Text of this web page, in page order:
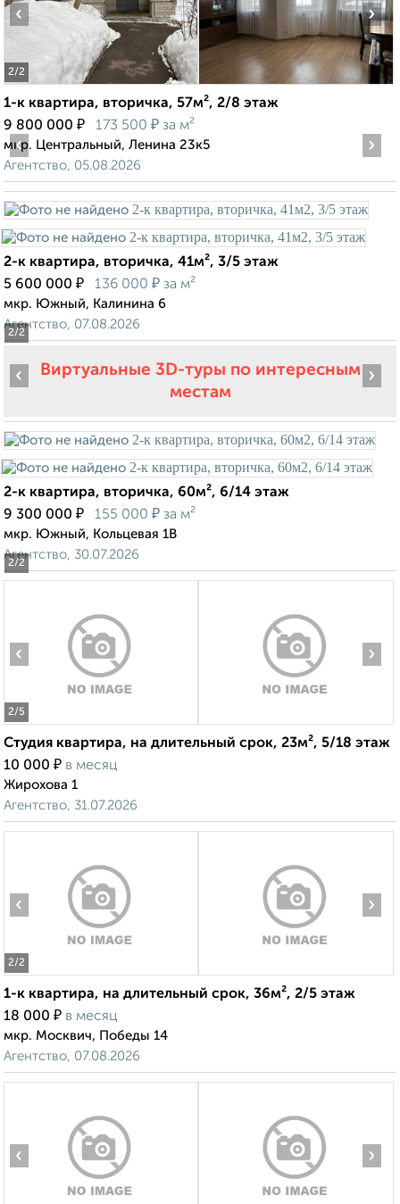
2/2
‹ ›
1-к квартира, вторичка, 57м², 2/8 этаж
9 800 000 ₽ 173 500 ₽ за м²
мкр. Центральный, Ленина 23к5
Агентство, 05.08.2026
2/2
‹ ›
2-к квартира, вторичка, 41м², 3/5 этаж
5 600 000 ₽ 136 000 ₽ за м²
мкр. Южный, Калинина 6
Агентство, 07.08.2026
Виртуальные 3D-туры по интересным
местам
2/2
‹ ›
2-к квартира, вторичка, 60м², 6/14 этаж
9 300 000 ₽ 155 000 ₽ за м²
мкр. Южный, Кольцевая 1В
Агентство, 30.07.2026
2/5
‹ ›
Студия квартира, на длительный срок, 23м², 5/18 этаж
10 000 ₽ в месяц
Жирохова 1
Агентство, 31.07.2026
2/2
‹ ›
1-к квартира, на длительный срок, 36м², 2/5 этаж
18 000 ₽ в месяц
мкр. Москвич, Победы 14
Агентство, 07.08.2026
‹ ›